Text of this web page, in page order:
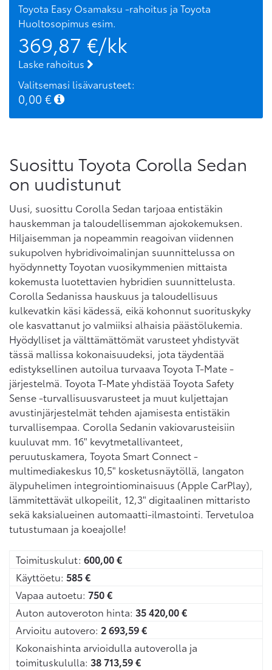
Toyota Easy Osamaksu -rahoitus ja Toyota
Huoltosopimus esim.
369,87 €/kk
Laske rahoitus
Valitsemasi lisävarusteet:
0,00 €
Suosittu Toyota Corolla Sedan
on uudistunut
Uusi, suosittu Corolla Sedan tarjoaa entistäkin
hauskemman ja taloudellisemman ajokokemuksen.
Hiljaisemman ja nopeammin reagoivan viidennen
sukupolven hybridivoimalinjan suunnittelussa on
hyödynnetty Toyotan vuosikymmenien mittaista
kokemusta luotettavien hybridien suunnittelusta.
Corolla Sedanissa hauskuus ja taloudellisuus
kulkevatkin käsi kädessä, eikä kohonnut suorituskyky
ole kasvattanut jo valmiiksi alhaisia päästölukemia.
Hyödylliset ja välttämättömät varusteet yhdistyvät
tässä mallissa kokonaisuudeksi, jota täydentää
edistyksellinen autoilua turvaava Toyota T-Mate -
järjestelmä. Toyota T-Mate yhdistää Toyota Safety
Sense -turvallisuusvarusteet ja muut kuljettajan
avustinjärjestelmät tehden ajamisesta entistäkin
turvallisempaa. Corolla Sedanin vakiovarusteisiin
kuuluvat mm. 16" kevytmetallivanteet,
peruutuskamera, Toyota Smart Connect -
multimediakeskus 10,5" kosketusnäytöllä, langaton
älypuhelimen integrointiominaisuus (Apple CarPlay),
lämmitettävät ulkopeilit, 12,3" digitaalinen mittaristo
sekä kaksialueinen automaatti-ilmastointi. Tervetuloa
tutustumaan ja koeajolle!
Toimituskulut: 600,00€
Käyttöetu: 585€
Vapaa autoetu: 750€
Auton autoveroton hinta: 35 420,00€
Arvioitu autovero: 2 693,59€
Kokonaishinta arvioidulla autoverolla ja
toimituskululla: 38 713,59€